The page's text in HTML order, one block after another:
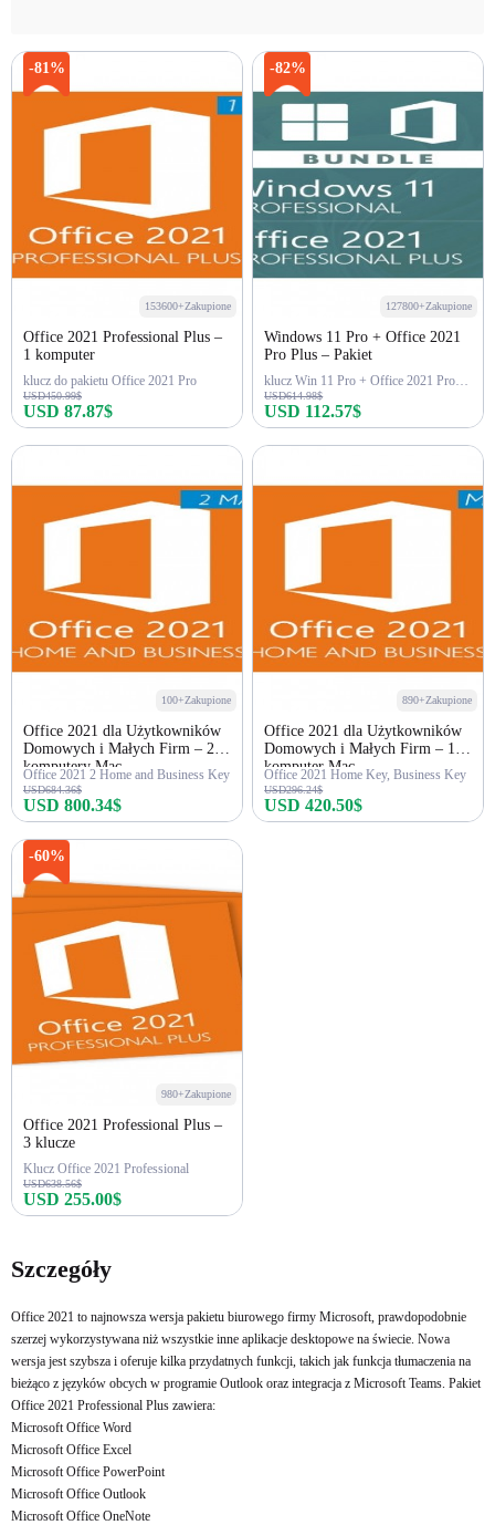
-81%
153600+Zakupione
Office 2021 Professional Plus –
1 komputer
klucz do pakietu Office 2021 Pro
USD450.99$
USD 87.87$
-82%
127800+Zakupione
Windows 11 Pro + Office 2021
Pro Plus – Pakiet
klucz Win 11 Pro + Office 2021 Pro Key
USD614.98$
USD 112.57$
100+Zakupione
Office 2021 dla Użytkowników
Domowych i Małych Firm – 2
komputery Mac
Office 2021 2 Home and Business Key
USD684.36$
USD 800.34$
890+Zakupione
Office 2021 dla Użytkowników
Domowych i Małych Firm – 1
komputer Mac
Office 2021 Home Key, Business Key
USD296.24$
USD 420.50$
-60%
980+Zakupione
Office 2021 Professional Plus –
3 klucze
Klucz Office 2021 Professional
USD638.56$
USD 255.00$
Szczegóły
Office 2021 to najnowsza wersja pakietu biurowego firmy Microsoft, prawdopodobnie
szerzej wykorzystywana niż wszystkie inne aplikacje desktopowe na świecie. Nowa
wersja jest szybsza i oferuje kilka przydatnych funkcji, takich jak funkcja tłumaczenia na
bieżąco z języków obcych w programie Outlook oraz integracja z Microsoft Teams. Pakiet
Office 2021 Professional Plus zawiera:
Microsoft Office Word
Microsoft Office Excel
Microsoft Office PowerPoint
Microsoft Office Outlook
Microsoft Office OneNote